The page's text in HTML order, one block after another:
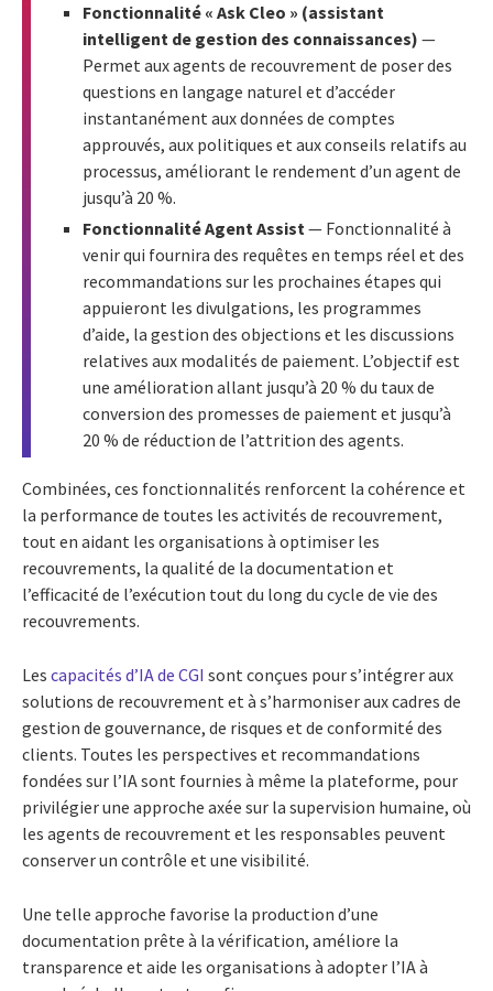
Fonctionnalité « Ask Cleo » (assistant
intelligent de gestion des connaissances) —
Permet aux agents de recouvrement de poser des
questions en langage naturel et d’accéder
instantanément aux données de comptes
approuvés, aux politiques et aux conseils relatifs au
processus, améliorant le rendement d’un agent de
jusqu’à 20 %.
Fonctionnalité Agent Assist— Fonctionnalité à
venir qui fournira des requêtes en temps réel et des
recommandations sur les prochaines étapes qui
appuieront les divulgations, les programmes
d’aide, la gestion des objections et les discussions
relatives aux modalités de paiement. L’objectif est
une amélioration allant jusqu’à 20 % du taux de
conversion des promesses de paiement et jusqu’à
20 % de réduction de l’attrition des agents.
Combinées, ces fonctionnalités renforcent la cohérence et
la performance de toutes les activités de recouvrement,
tout en aidant les organisations à optimiser les
recouvrements, la qualité de la documentation et
l’efficacité de l’exécution tout du long du cycle de vie des
recouvrements.
Les capacités d’IA de CGI sont conçues pour s’intégrer aux
solutions de recouvrement et à s’harmoniser aux cadres de
gestion de gouvernance, de risques et de conformité des
clients. Toutes les perspectives et recommandations
fondées sur l’IA sont fournies à même la plateforme, pour
privilégier une approche axée sur la supervision humaine, où
les agents de recouvrement et les responsables peuvent
conserver un contrôle et une visibilité.
Une telle approche favorise la production d’une
documentation prête à la vérification, améliore la
transparence et aide les organisations à adopter l’IA à